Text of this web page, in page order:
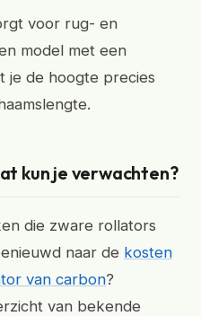
voor rug- en
model met een
je de hoogte precies
kun je verwachten?
die zware rollators
naar de kosten
van carbon?
van bekende